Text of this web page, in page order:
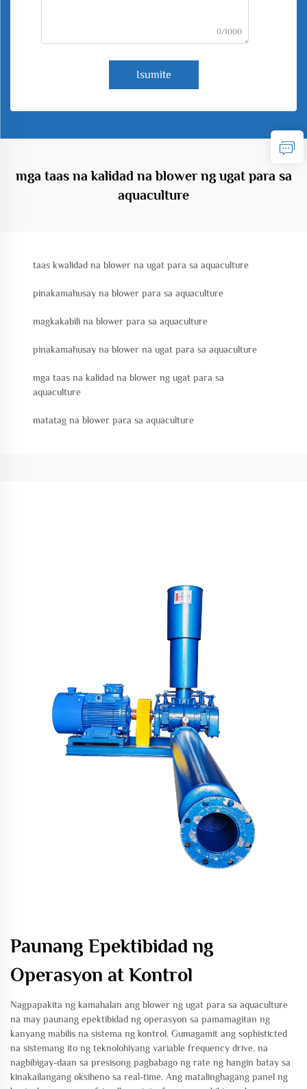
0/1000
Isumite
mga taas na kalidad na blower ng ugat para sa
aquaculture
taas kwalidad na blower na ugat para sa aquaculture
pinakamahusay na blower para sa aquaculture
magkakabili na blower para sa aquaculture
pinakamahusay na blower na ugat para sa aquaculture
mga taas na kalidad na blower ng ugat para sa
aquaculture
matatag na blower para sa aquaculture
Paunang Epektibidad ng
Operasyon at Kontrol
Nagpapakita ng kamahalan ang blower ng ugat para sa aquaculture
na may paunang epektibidad ng operasyon sa pamamagitan ng
kanyang mabilis na sistema ng kontrol. Gumagamit ang sophisticted
na sistemang ito ng teknolohiyang variable frequency drive, na
nagbibigay-daan sa presisong pagbabago ng rate ng hangin batay sa
kinakailangang oksiheno sa real-time. Ang matalinghagang panel ng